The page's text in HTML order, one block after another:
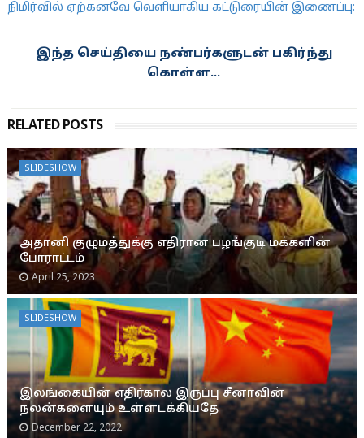
நிமிர்வில் ஏற்கனவே வெளியாகிய கட்டுரையின் இணைப்பு:
இந்த செய்தியை நண்பர்களுடன் பகிர்ந்து
கொள்ள...
RELATED POSTS
SLIDESHOW
அதானி குழுமத்துக்கு எதிரான பழங்குடி மக்களின்
போராட்டம்
April 25, 2023
SLIDESHOW
இலங்கையின் எதிர்கால இருப்பு சீனாவின்
நலன்களையும் உள்ளடக்கியதே
December 22, 2022